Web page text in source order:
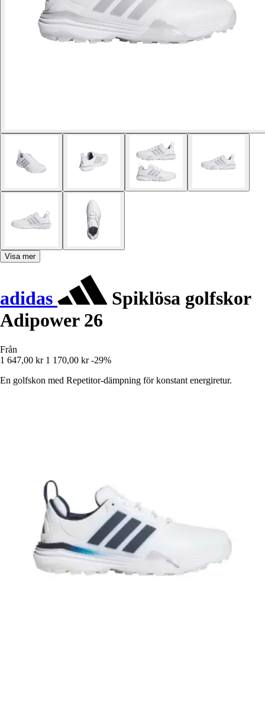
Visa mer
adidas
Spiklösa golfskor
Adipower 26
Från
1 647,00 kr 1 170,00 kr -29%
En golfskon med Repetitor-dämpning för konstant energiretur.